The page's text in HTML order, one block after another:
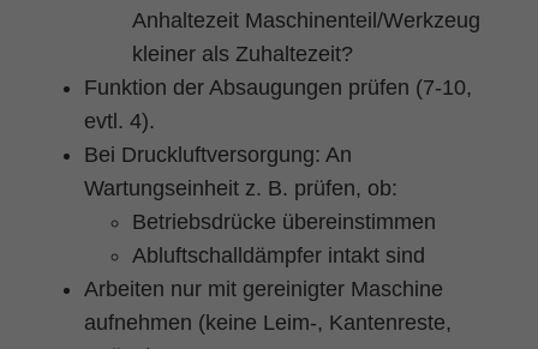
Anhaltezeit Maschinenteil/Werkzeug
kleiner als Zuhaltezeit?
Funktion der Absaugungen prüfen (7-10,
evtl. 4).
Bei Druckluftversorgung: An
Wartungseinheit z. B. prüfen, ob:
Betriebsdrücke übereinstimmen
Abluftschalldämpfer intakt sind
Arbeiten nur mit gereinigter Maschine
aufnehmen (keine Leim-, Kantenreste,